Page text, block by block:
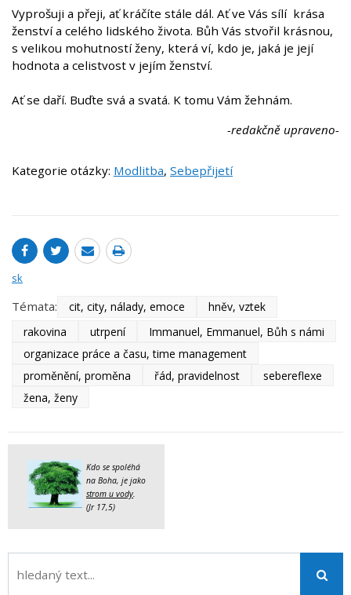
Vyprošuji a přeji, ať kráčíte stále dál. Ať ve Vás sílí krása
ženství a celého lidského života. Bůh Vás stvořil krásnou,
s velikou mohutností ženy, která ví, kdo je, jaká je její
hodnota a celistvost v jejím ženství.
Ať se daří. Buďte svá a svatá. K tomu Vám žehnám.
-redakčně upraveno-
Kategorie otázky: Modlitba, Sebepřijetí
sk
Témata: cit, city, nálady, emoce
hněv, vztek
rakovina
utrpení
Immanuel, Emmanuel, Bůh s námi
organizace práce a času, time management
proměnění, proměna
řád, pravidelnost
sebereflexe
žena, ženy
Kdo se spoléhá
na Boha, je jako
strom u vody.
(Jr 17,5)